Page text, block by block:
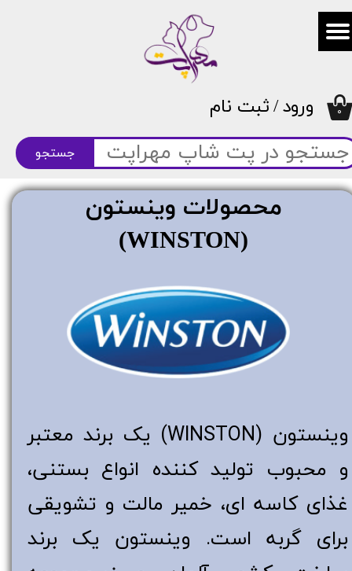
۰
جستجو
ورود/ثبت نام
حساب کاربری من
سفارشات
خروج از حساب کاربری
محصولات وینستون
(WINSTON)​​​​​​​
وینستون (WINSTON) یک برند معتبر
و محبوب تولید کننده انواع بستنی،
غذای کاسه ای، خمیر مالت و تشویقی
برای گربه است. وینستون یک برند